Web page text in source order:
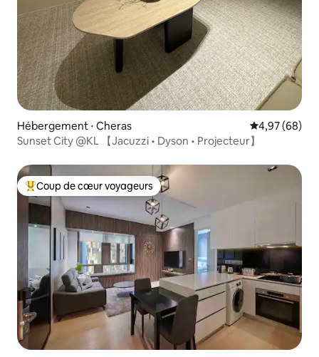
Hébergement ⋅ Cheras Évaluation
4,97 (68)
Sunset City @KL 【Jacuzzi • Dyson • Projecteur】
Coups de cœur voyageurs les plus appréciés
Coup de cœur voyageurs